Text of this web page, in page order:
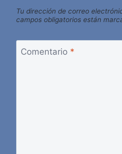
Tu dirección de correo
campos obligatorios están
Comentario *